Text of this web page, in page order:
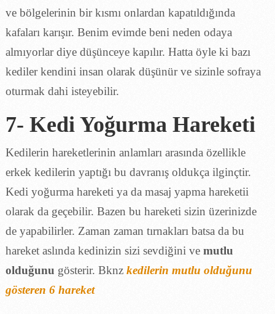
ve bölgelerinin bir kısmı onlardan kapatıldığında
kafaları karışır. Benim evimde beni neden odaya
almıyorlar diye düşünceye kapılır. Hatta öyle ki bazı
kediler kendini insan olarak düşünür ve sizinle sofraya
oturmak dahi isteyebilir.
7- Kedi Yoğurma Hareketi
Kedilerin hareketlerinin anlamları arasında özellikle
erkek kedilerin yaptığı bu davranış oldukça ilginçtir.
Kedi yoğurma hareketi ya da masaj yapma hareketii
olarak da geçebilir. Bazen bu hareketi sizin üzerinizde
de yapabilirler. Zaman zaman tırnakları batsa da bu
hareket aslında kedinizin sizi sevdiğini ve mutlu
olduğunu gösterir. Bknz kedilerin mutlu olduğunu
gösteren 6 hareket